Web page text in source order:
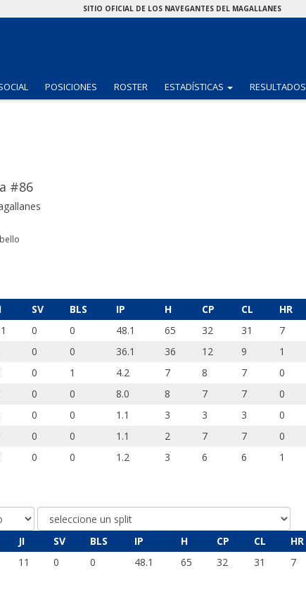
SITIO OFICIAL DE LOS NAVEGANTES DEL MAGALLANES
POSICIONES ROSTER ESTADÍSTICAS (CURRENT)
RESULTADOS
#86
SV BLS IP H CP CL HR
0 0 48.1 65 32 31 7
0 0 36.1 36 12 9 1
0 1 4.2 7 8 7 0
0 0 8.0 8 7 7 0
0 0 1.1 3 3 3 0
0 0 1.1 2 7 7 0
0 0 1.2 3 6 6 1
JI SV BLS IP H CP CL HR
11 0 0 48.1 65 32 31 7